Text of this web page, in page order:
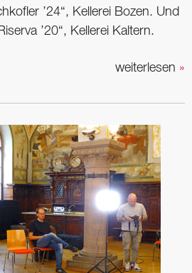
’24“, Kellerei Bozen. Und
’20“, Kellerei Kaltern.
weiterlesen »